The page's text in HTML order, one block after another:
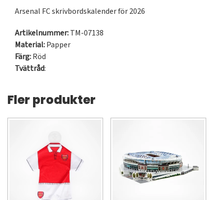
Arsenal FC skrivbordskalender för 2026
Artikelnummer:TM-07138
Material:Papper
Färg:Röd
Tvättråd:
Fler produkter